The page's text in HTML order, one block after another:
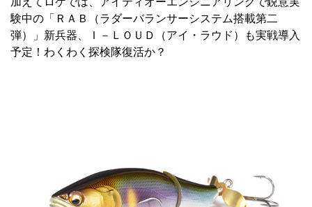
験中の「ＲＡＢ（ラダーバランサーシステム搭載第二
弾）」新兵器、Ｉ－ＬＯＵＤ（アイ・ラウド）も実戦導入
予定！わくわく探検隊復活か？